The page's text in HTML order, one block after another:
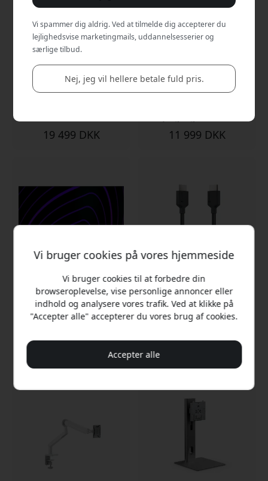
6K touchskærmsmonitor
med USB-C-hub og 95W
Power Delivery til kreative
19 499 DKK
27-tommers
touchskærmsmonitor
med 5K-opløsning, USB-C
11 999 DKK
ALOGIC EDGE 40 tommer
ultrabred WQHD LCD-
monitor med USB-C, 90 W
opladning og 3440x1440
opløsning - Sølv
ALOGIC Elements HDMI-
kabel med 4K-
understøttelse, Premium
High Speed HDMI, 1 m,
han til han, 18 Gbps til TV
Vi bruger cookies på vores hjemmeside
Vi bruger cookies til at forbedre din
browseroplevelse, vise personlige annoncer eller
indhold og analysere vores trafik. Ved at klikke på
"Accepter alle" accepterer du vores brug af cookies.
Accepter alle
Vi spammer dig aldrig. Ved at tilmelde dig accepterer du
lejlighedsvise marketingmails, uddannelsesserier og
særlige tilbud.
Nej, jeg vil hellere betale fuld pris.